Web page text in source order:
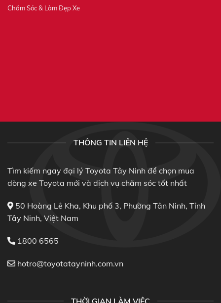
Chăm Sóc & Làm Đẹp Xe
THÔNG TIN LIÊN HỆ
Tìm kiếm ngay đại lý Toyota Tây Ninh để chọn mua
dòng xe Toyota mới và dịch vụ chăm sóc tốt nhất
50 Hoàng Lê Kha, Khu phố 3, Phường Tân Ninh, Tỉnh
Tây Ninh, Việt Nam
1800 6565
hotro@toyotatayninh.com.vn
THỜI GIAN LÀM VIỆC